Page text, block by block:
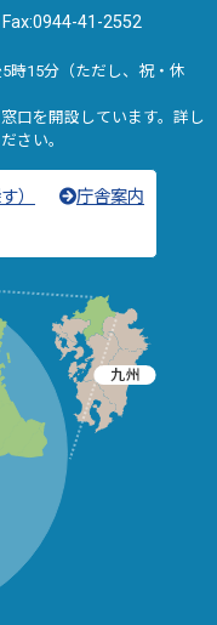
41-2552
時15分（ただし、祝・休
口を開設しています。詳し
さい。
）
庁舎案内